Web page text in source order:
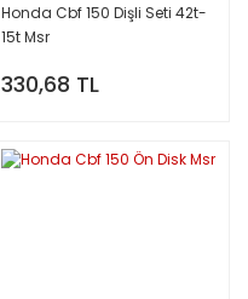
Honda Cbf 150 Dişli Seti 42t-
15t Msr
330,68 TL